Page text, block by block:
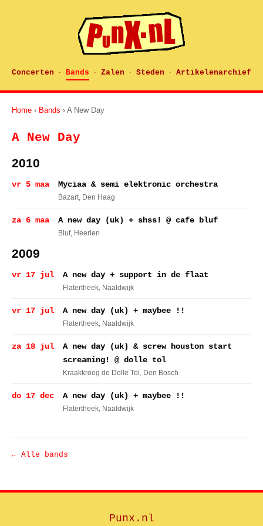
Concerten · Bands · Zalen · Steden · Artikelenarchief
Home › Bands › A New Day
A New Day
2010
vr 5 maa Myciaa & semi elektronic orchestra
Bazart, Den Haag
za 6 maa A new day (uk) + shss! @ cafe bluf
Bluf, Heerlen
2009
vr 17 jul A new day + support in de flaat
Flatertheek, Naaldwijk
vr 17 jul A new day (uk) + maybee !!
Flatertheek, Naaldwijk
za 18 jul
A new day (uk) & screw houston start
screaming! @ dolle tol
Kraakkroeg de Dolle Tol , Den Bosch
do 17 dec A new day (uk) + maybee !!
Flatertheek, Naaldwijk
← Alle bands
Punx.nl